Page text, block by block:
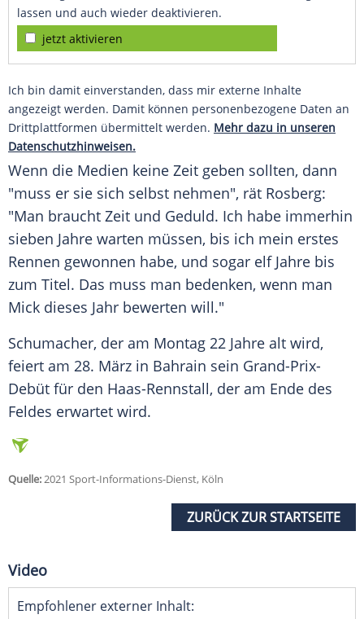
lassen und auch wieder deaktivieren.
jetzt aktivieren
Ich bin damit einverstanden, dass mir externe Inhalte
angezeigt werden. Damit können personenbezogene Daten an
Drittplattformen übermittelt werden. Mehr dazu in unseren
Datenschutzhinweisen.
Wenn die Medien keine Zeit geben sollten, dann
"muss er sie sich selbst nehmen", rät Rosberg:
"Man braucht Zeit und Geduld. Ich habe immerhin
sieben Jahre warten müssen, bis ich mein erstes
Rennen gewonnen habe, und sogar elf Jahre bis
zum Titel. Das muss man bedenken, wenn man
Mick dieses Jahr bewerten will."
Schumacher, der am Montag 22 Jahre alt wird,
feiert am 28. März in Bahrain sein Grand-Prix-
Debüt für den Haas-Rennstall, der am Ende des
Feldes erwartet wird.
Quelle:2021 Sport-Informations-Dienst, Köln
ZURÜCK ZUR STARTSEITE
Video
Empfohlener externer Inhalt: